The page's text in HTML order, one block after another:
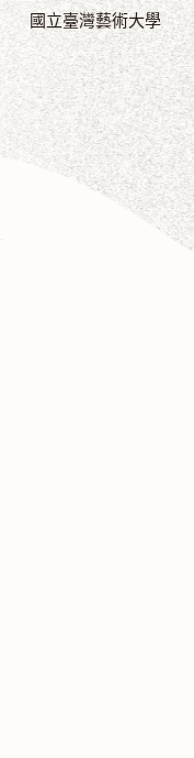
國立臺灣藝術大學